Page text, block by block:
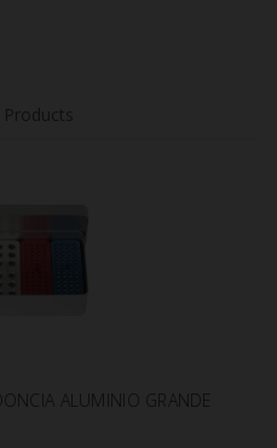
ALUMINIO GRANDE